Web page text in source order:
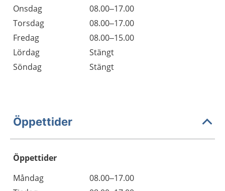
Onsdag
08.00–17.00
Torsdag
08.00–17.00
Fredag
08.00–15.00
Lördag
Stängt
Söndag
Stängt
Öppettider
Öppettider
Dag
Öppettider
Kommentarer
Måndag
08.00–17.00